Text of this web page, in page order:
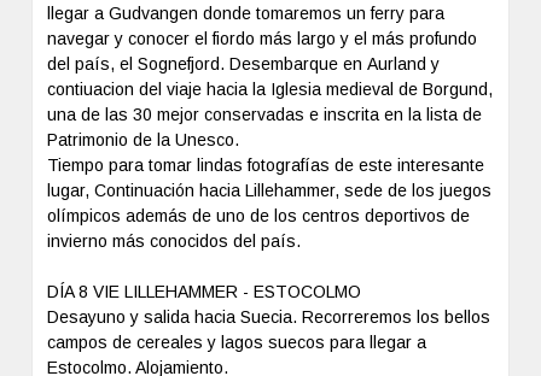
llegar a Gudvangen donde tomaremos un ferry para
navegar y conocer el fiordo más largo y el más profundo
del país, el Sognefjord. Desembarque en Aurland y
contiuacion del viaje hacia la Iglesia medieval de Borgund,
una de las 30 mejor conservadas e inscrita en la lista de
Patrimonio de la Unesco.
Tiempo para tomar lindas fotografías de este interesante
lugar, Continuación hacia Lillehammer, sede de los juegos
olímpicos además de uno de los centros deportivos de
invierno más conocidos del país.
DÍA 8 VIE LILLEHAMMER - ESTOCOLMO
Desayuno y salida hacia Suecia. Recorreremos los bellos
campos de cereales y lagos suecos para llegar a
Estocolmo. Alojamiento.